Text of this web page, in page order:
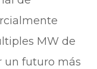
MW de
un futuro más